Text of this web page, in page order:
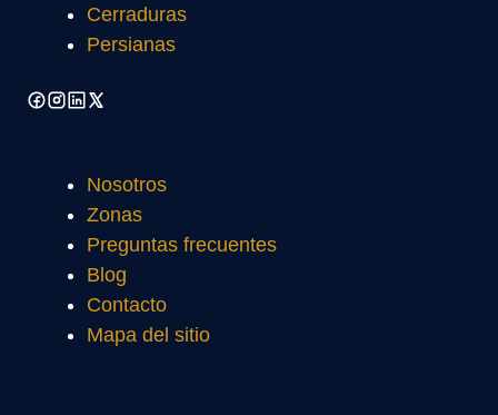
Cerraduras
Persianas
Nosotros
Zonas
Preguntas frecuentes
Blog
Contacto
Mapa del sitio